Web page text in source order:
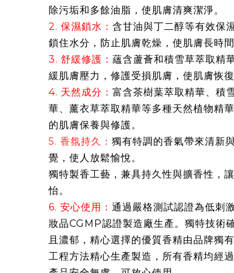
除污垢和多餘油脂，使肌膚清爽潔淨。
2. 保濕鎖水： 含甘油與丁二醇等有效保
鎖住水分，防止肌膚乾燥，使肌膚長時間
3. 舒緩修護： 蘊含蘆薈和積雪草萃取精
緩肌膚壓力，修護受損肌膚，使肌膚恢復
4. 天然成分： 富含茶樹葉萃取精華、積
華、薰衣草萃取精華等多種天然植物精
的肌膚保養與修護。
5. 香氛持久： 獨有特調的香氣帶來清新
覺，使人放鬆愉悅。
獨特製香工藝，兼具持久性與擴香性，
怡。
6. 安心使用： 通過嚴格測試認證為低刺
妝品CGMP認證製造廠生產。獨特技術
且濃郁，精心選擇的優質香精由品牌獨
工程方法精心生產製造，所有香精均經